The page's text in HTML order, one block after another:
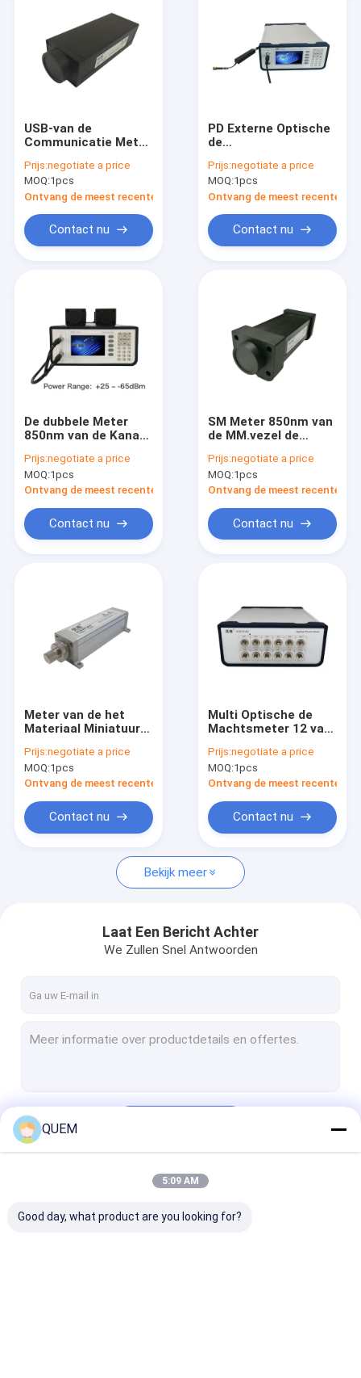
Ongeveer ons
Fabrieksreis
Nieuws
Gevallen
optische machtsmeter
Melodieuze Laserbron
DFB-Laserbron
De optische Meter van het Terugkeerverlies
USB-van de
Communicatie Meter
Optische Macht aan
1700nm
Prijs:negotiate a price
MOQ:1pcs
Ontvang de meest recente Prijs
Contact nu
PD Externe Optische
de
1310nm 1550nm
1650nm van de
Machtsmeter
Prijs:negotiate a price
MOQ:1pcs
Ontvang de meest recente
Contact nu
De dubbele Meter
850nm van de Kanaal
de Externe Sonde van
1700nm
Prijs:negotiate a price
MOQ:1pcs
Ontvang de meest recente Prijs
Contact nu
SM Meter 850nm van
de MM.vezel de
1700nm-Golflengte
Prijs:negotiate a price
MOQ:1pcs
Ontvang de meest recente
Contact nu
Meter van de het
Materiaal Miniatuur
de enig Kanaal de
Optische Test
Prijs:negotiate a price
MOQ:1pcs
Ontvang de meest recente Prijs
Contact nu
Multi Optische de
Machtsmeter 12 van
Precisie Kanalen
Prijs:negotiate a price
MOQ:1pcs
Ontvang de meest recente
Contact nu
Bekijk meer
Laat Een Bericht Achter
We Zullen Snel Antwoorden
QUEM
5:09 AM
Good day, what product are you looking for?